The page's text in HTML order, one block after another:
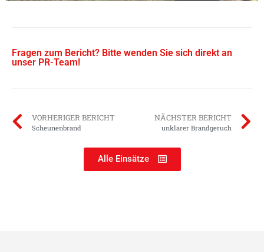
Fragen zum Bericht? Bitte wenden Sie sich direkt an
unser PR-Team!
VORHERIGER BERICHT
Scheunenbrand
NÄCHSTER BERICHT
unklarer Brandgeruch
Alle Einsätze